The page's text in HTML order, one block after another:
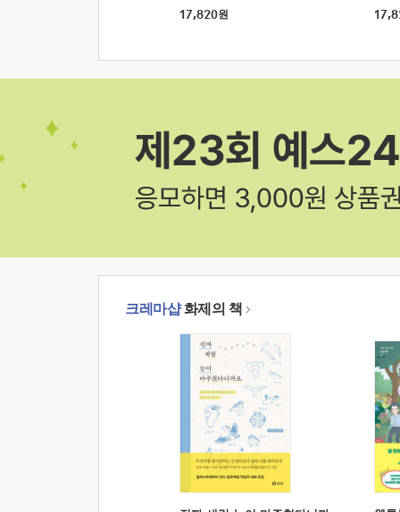
17,820원
크레마샵화제의 책